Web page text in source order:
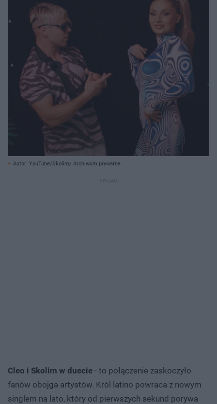
Autor: YouTube/Skolim/ Archiwum prywatne
Cleo i Skolim w duecie - to połączenie zaskoczyło
fanów obojga artystów. Król latino powraca z nowym
singlem na lato, który od pierwszych sekund porywa